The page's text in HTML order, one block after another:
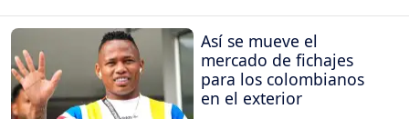
Así se mueve el
mercado de fichajes
para los colombianos
en el exterior